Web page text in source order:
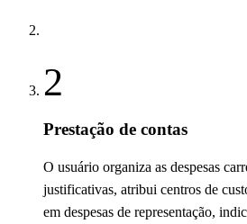
2
Prestação de contas
O usuário organiza as despesas
justificativas, atribui centros de
em despesas de representação,